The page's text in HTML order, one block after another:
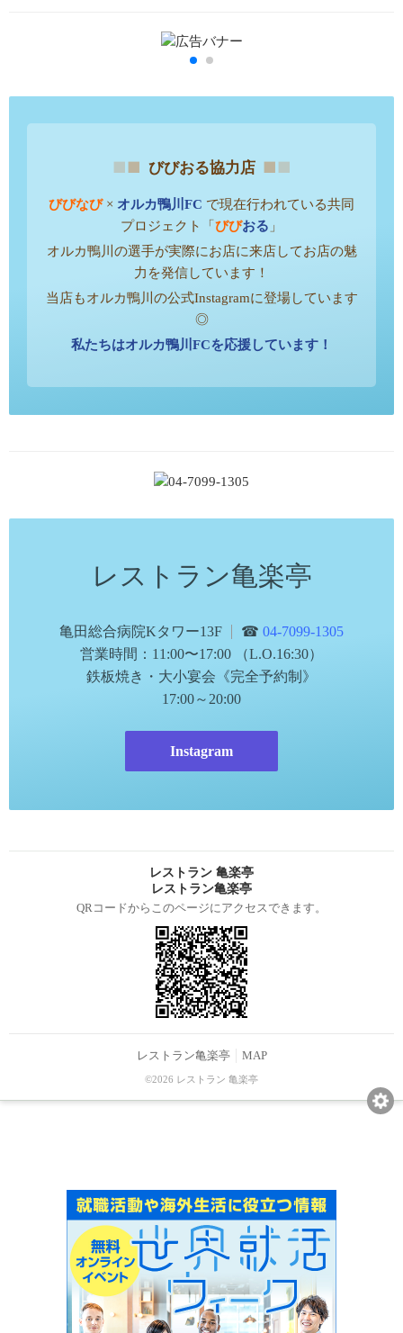
■■ びびおる協力店 ■■
びびなび× オルカ鴨川FC で現在行われている共同
プロジェクト「 びびおる 」
オルカ鴨川の選手が実際にお店に来店してお店の魅
力を発信しています！
当店もオルカ鴨川の公式Instagramに登場しています
◎
私たちはオルカ鴨川FCを応援しています！
レストラン亀楽亭
亀田総合病院Kタワー13F ☎ 04-7099-1305
営業時間：11:00〜17:00 （L.O.16:30）
鉄板焼き・大小宴会《完全予約制》
17:00～20:00
Instagram
レストラン 亀楽亭
レストラン亀楽亭
QRコードからこのページにアクセスできます。
レストラン亀楽亭 MAP
©2026 レストラン 亀楽亭